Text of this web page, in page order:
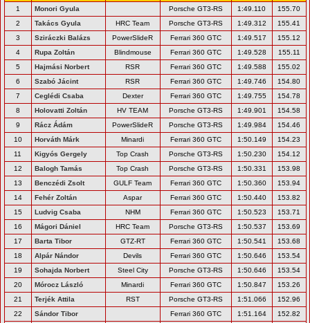
1 Monori Gyula Porsche GT3-RS 1:49.110
155.70
2
Takács Gyula HRC Team Porsche GT3-RS 1:49.312
155.41
3
Sziráczki Balázs PowerSlideR Ferrari 360 GTC 1:49.517
155.12
4
Rupa Zoltán Blindmouse Ferrari 360 GTC 1:49.528
155.11
5
Hajmási Norbert RSR Ferrari 360 GTC 1:49.588
155.02
6
Szabó Jácint RSR Ferrari 360 GTC 1:49.746
154.80
7
Ceglédi Csaba Dexter Ferrari 360 GTC 1:49.755
154.78
8
Holovatti Zoltán HV TEAM Porsche GT3-RS 1:49.901
154.58
9
Rácz Ádám PowerSlideR Porsche GT3-RS 1:49.984
154.46
10
Horváth Márk Minardi Ferrari 360 GTC 1:50.149
154.23
11
Kigyós Gergely Top Crash Porsche GT3-RS 1:50.230
154.12
12
Balogh Tamás Top Crash Porsche GT3-RS 1:50.331
153.98
13
Benczédi Zsolt GULF Team Ferrari 360 GTC 1:50.360
153.94
14
Fehér Zoltán Aspar Ferrari 360 GTC 1:50.440
153.82
15
Ludvig Csaba NHM Ferrari 360 GTC 1:50.523
153.71
16
Mágori Dániel HRC Team Porsche GT3-RS 1:50.537
153.69
17
Barta Tibor GTZ-RT Ferrari 360 GTC 1:50.541
153.68
18
Alpár Nándor Devils Ferrari 360 GTC 1:50.646
153.54
19
Sohajda Norbert Steel City Porsche GT3-RS 1:50.646
153.54
20
Mórocz László Minardi Ferrari 360 GTC 1:50.847
153.26
21
Terjék Attila RST Porsche GT3-RS 1:51.066
152.96
22
Sándor Tibor Ferrari 360 GTC 1:51.164
152.82